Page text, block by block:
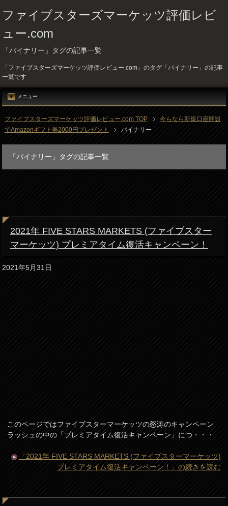
ファイブスターズマーケッツ評価レビ
ュー.com
「バイナリー」タグの記事一覧
「ファイブスターズマーケッツ評価レビュー.com」のタグ「バイナリー」の記事
一覧です
メニュー
ファイブスターズマーケッツ評価レビュー.com TOP
今らなら新規口座開設
でAmazonギフト券2000円プレゼント
バイナリー
「バイナリー」タグの記事一覧
2021年 FIVE STARS MARKETS (ファイブスター
マーケッツ) プレミアタイム復活キャンペーン！
2021年5月31日
このページではファイブスターマーケッツの怒涛のキャンペーン
ラッシュの中の「プレミアタイム復活キャンペーン」につ・・・
「2021年 FIVE STARS MARKETS (ファイブスターマーケッツ)
プレミアタイム復活キャンペーン！」の続きを読む